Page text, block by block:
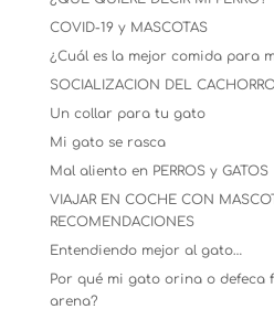
COVID-19 y MASCOTAS
¿Cuál es la mejor comida para
SOCIALIZACION DEL CACHORRO
Un collar para tu gato
Mi gato se rasca
Mal aliento en PERROS y GATOS
VIAJAR EN COCHE CON
RECOMENDACIONES
Entendiendo mejor al gato…
Por qué mi gato orina o defeca
arena?